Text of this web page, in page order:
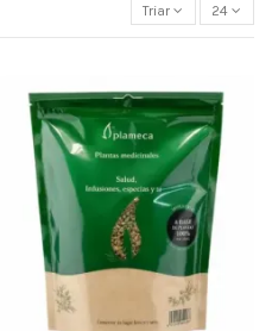
Triar 24